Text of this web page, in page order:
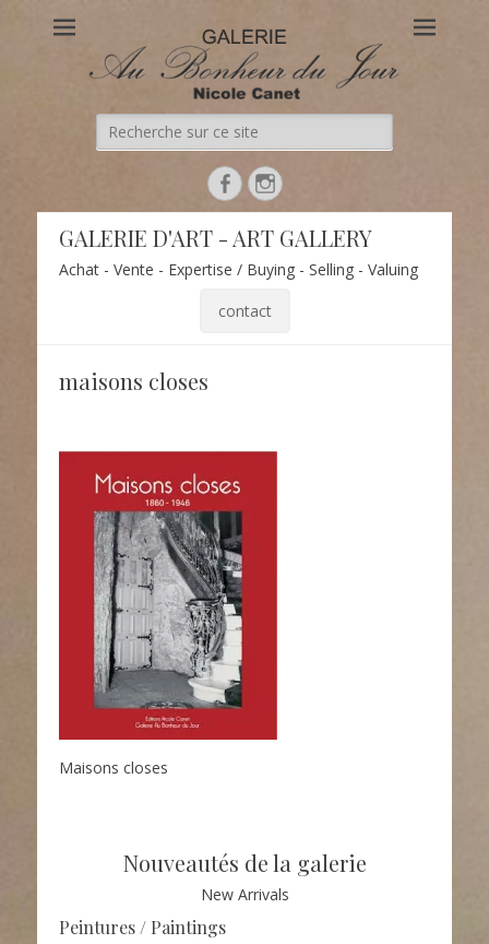
Au Bonheur du Jour
Le site officiel de la Galerie d'Art Au Bonheur du Jour – Nicole
Canet à Paris
Recherche
de:
FacebookInstagram
GALERIE D'ART - ART GALLERY
Achat - Vente - Expertise / Buying - Selling - Valuing
contact
maisons closes
Maisons closes
Nouveautés de la galerie
New Arrivals
Peintures / Paintings